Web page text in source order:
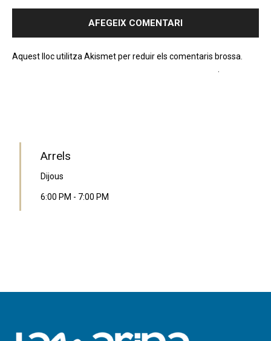
Aquest lloc utilitza Akismet per reduir els comentaris brossa.
Arrels
Dijous
6:00 PM - 7:00 PM